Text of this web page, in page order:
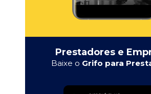
Prestadores e
Baixe o Grifo para